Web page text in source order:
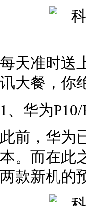
每天准时送
讯大餐，你
1、华为
此前，华为
本。而在此
两款新机的